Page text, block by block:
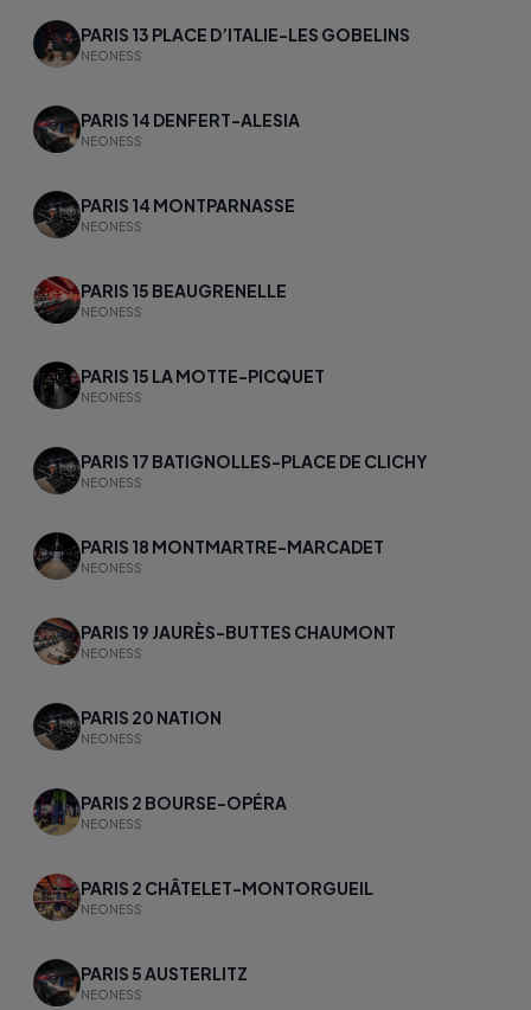
PARIS 13 PLACE D’ITALIE-LES GOBELINS
NEONESS
PARIS 14 DENFERT-ALESIA
NEONESS
PARIS 14 MONTPARNASSE
NEONESS
PARIS 15 BEAUGRENELLE
NEONESS
PARIS 15 LA MOTTE-PICQUET
NEONESS
PARIS 17 BATIGNOLLES-PLACE DE CLICHY
NEONESS
PARIS 18 MONTMARTRE-MARCADET
NEONESS
PARIS 19 JAURÈS-BUTTES CHAUMONT
NEONESS
PARIS 20 NATION
NEONESS
PARIS 2 BOURSE-OPÉRA
NEONESS
PARIS 2 CHÂTELET-MONTORGUEIL
NEONESS
PARIS 5 AUSTERLITZ
NEONESS